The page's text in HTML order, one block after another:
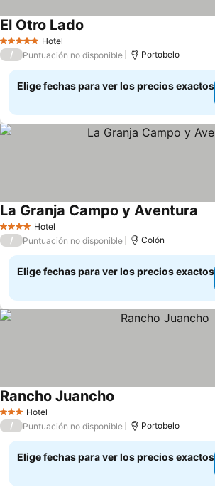
5 Estrellas Hotel
El Otro Lado
/ Puntuación no disponible Portobelo
Elige fechas para ver los precios exactos
4 EstrellasHotel
La Granja Campo y Aventura
/ Puntuación no disponible Colón
Elige fechas para ver los precios exactos
3 Estrellas
Hotel
Rancho Juancho
/ Puntuación no disponible Portobelo
Elige fechas para ver los precios exactos